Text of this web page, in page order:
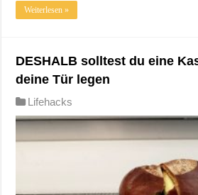
Weiterlesen »
DESHALB solltest du eine
deine Tür legen
Lifehacks